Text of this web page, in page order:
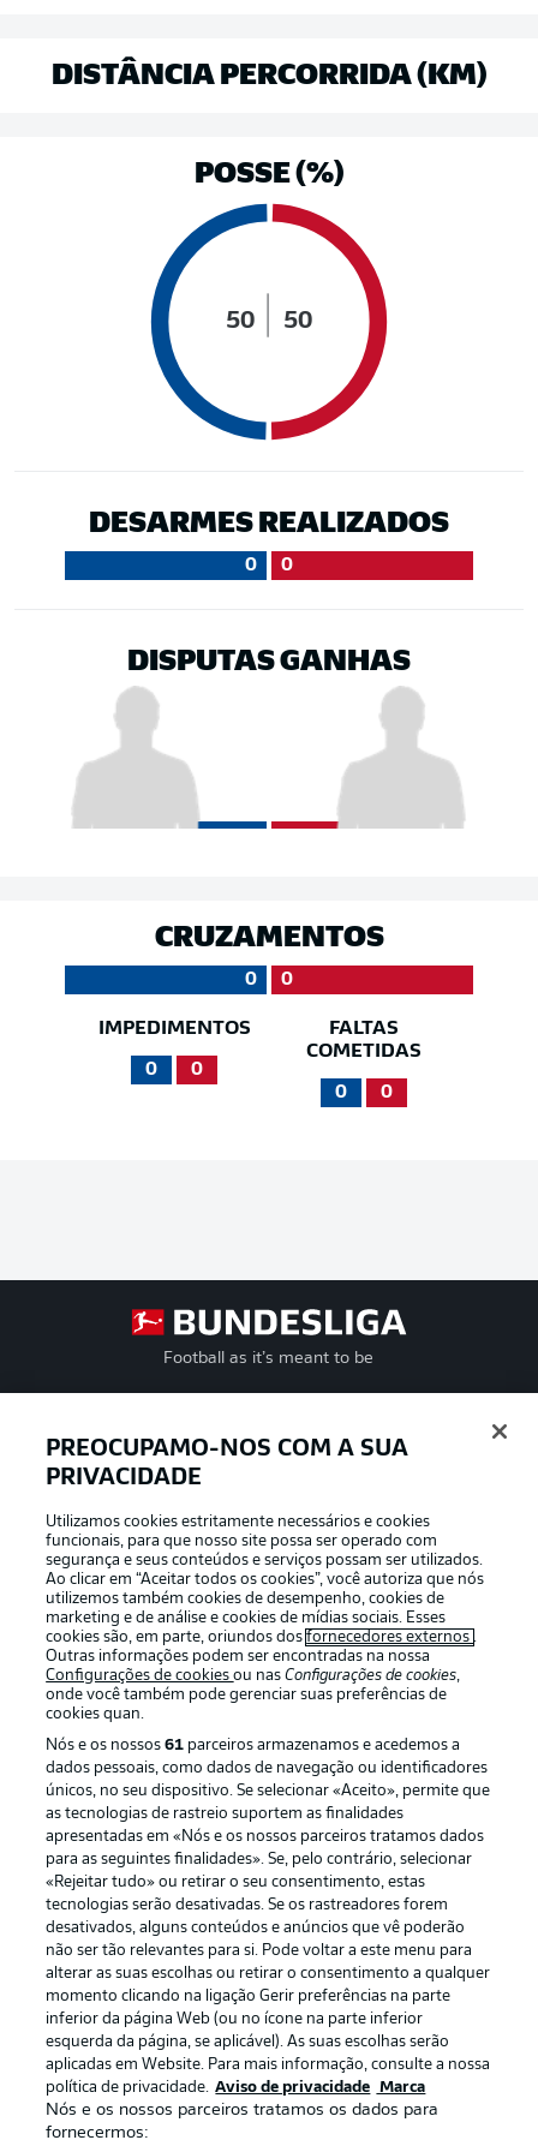
DISTÂNCIA PERCORRIDA (KM)
POSSE (%)
50 50
DESARMES REALIZADOS
0 0
DISPUTAS GANHAS
CRUZAMENTOS
0 0
IMPEDIMENTOS
0 0
FALTAS
COMETIDAS
0 0
Football as it’s meant to be
APLICATIVO DA BUNDESLIGA
Oferecido por
Publicidade Avisos legais
Gerir preferências Aviso de privacidade
Trabalhe conosco
Marca Contato
Jogadores
PREOCUPAMO-NOS COM A SUA
PRIVACIDADE
Utilizamos cookies estritamente necessários e cookies
funcionais, para que nosso site possa ser operado com
segurança e seus conteúdos e serviços possam ser utilizados.
Ao clicar em “Aceitar todos os cookies”, você autoriza que nós
utilizemos também cookies de desempenho, cookies de
marketing e de análise e cookies de mídias sociais. Esses
cookies são, em parte, oriundos dosfornecedores externos .
Outras informações podem ser encontradas na nossa
Configurações de cookiesou nasConfigurações de cookies,
onde você também pode gerenciar suas preferências de
cookies quan.
Nós e os nossos61 parceiros armazenamos e acedemos a
dados pessoais, como dados de navegação ou identificadores
únicos, no seu dispositivo. Se selecionar «Aceito», permite que
as tecnologias de rastreio suportem as finalidades
apresentadas em «Nós e os nossos parceiros tratamos dados
para as seguintes finalidades». Se, pelo contrário, selecionar
«Rejeitar tudo» ou retirar o seu consentimento, estas
tecnologias serão desativadas. Se os rastreadores forem
desativados, alguns conteúdos e anúncios que vê poderão
não ser tão relevantes para si. Pode voltar a este menu para
alterar as suas escolhas ou retirar o consentimento a qualquer
momento clicando na ligação Gerir preferências na parte
inferior da página Web (ou no ícone na parte inferior
esquerda da página, se aplicável). As suas escolhas serão
aplicadas em Website. Para mais informação, consulte a nossa
política de privacidade. Aviso de privacidade Marca
Nós e os nossos parceiros tratamos os dados para
fornecermos: